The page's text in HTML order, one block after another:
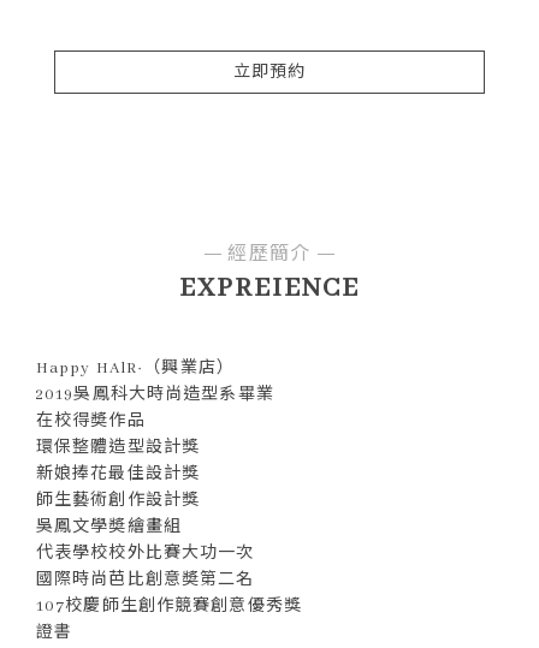
立即預約
EXPREIENCE
經歷簡介
Happy HAlR·（興業店）
2019吳鳳科大時尚造型系畢業
在校得奬作品
環保整體造型設計獎
新娘捧花最佳設計獎
師生藝術創作設計獎
吳鳳文學奬繪畫組
代表學校校外比賽大功一次
國際時尚芭比創意奬第二名
107校慶師生創作競賽創意優秀獎
證書